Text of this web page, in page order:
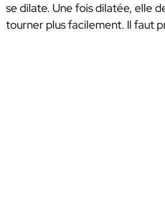
se dilate. Une fois dilatée, elle
tourner plus facilement. Il faut